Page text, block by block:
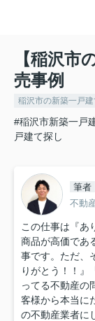
【稲沢市
売事例
稲沢市の新築一戸建
#稲沢市新築一戸
戸建て探し
筆者
不動
この仕事は『あ
商品が高価であ
事です。ただ、
りがとう！！』
ってる不動産の
客様から本当に
の不動産業者に